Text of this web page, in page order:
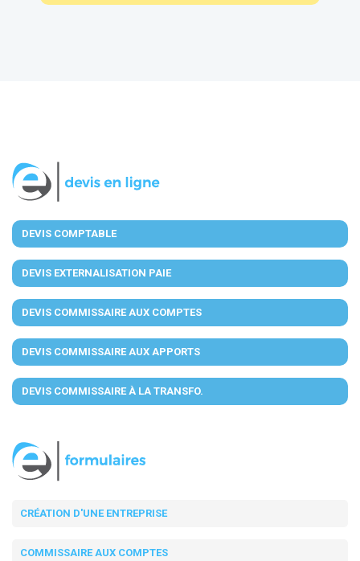
DEVIS COMPTABLE
DEVIS EXTERNALISATION PAIE
DEVIS COMMISSAIRE AUX COMPTES
DEVIS COMMISSAIRE AUX APPORTS
DEVIS COMMISSAIRE À LA TRANSFO.
CRÉATION D'UNE ENTREPRISE
COMMISSAIRE AUX COMPTES